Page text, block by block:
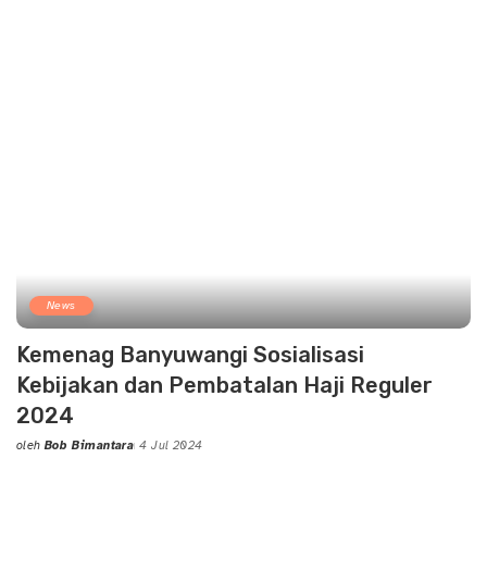
News
Kemenag Banyuwangi Sosialisasi
Kebijakan dan Pembatalan Haji Reguler
2024
Posted
oleh Bob Bimantara 4 Jul 2024